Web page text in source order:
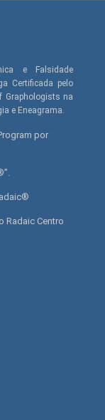
e Falsidade
Certificada pelo
Graphologists na
e Eneagrama.
por
Radaic Centro